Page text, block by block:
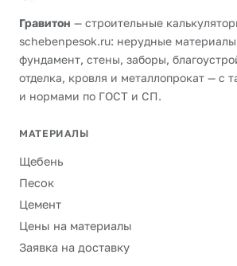
Гравитон — строительные
schebenpesok.ru: нерудные
фундамент, стены, заборы,
отделка, кровля и металлопрокат — с
и нормами по ГОСТ и СП.
МАТЕРИАЛЫ
Щебень
Песок
Цемент
Цены на материалы
Заявка на доставку